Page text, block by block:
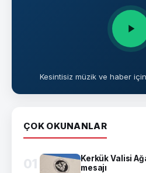
Kesintisiz müzik ve haber için
ÇOK OKUNANLAR
01
Kerkük Valisi
mesajı